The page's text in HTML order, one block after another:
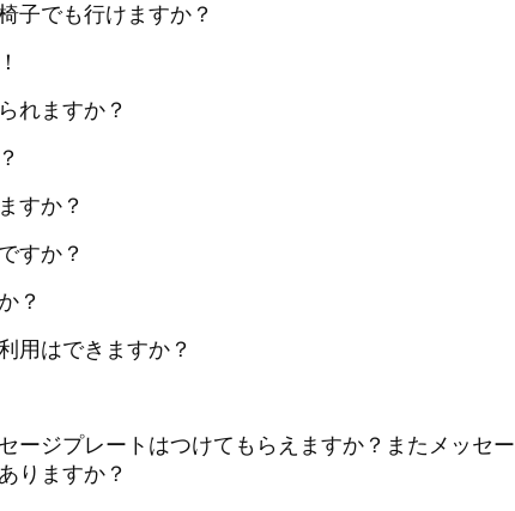
子でも行けますか？
れますか？
すか？
すか？
？
用はできますか？
ージプレートはつけてもらえますか？またメッセー
りますか？